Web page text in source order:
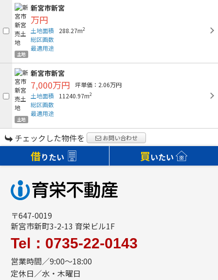
土地
新宮市新宮
万円
土地面積 288.27m2
総区画数
最適用途
土地
新宮市新宮
7,000万円
坪単価：2.06万円
土地面積
11240.97m2
総区画数
最適用途
チェックした物件を お問い合わせ
借りたい 買いたい
〒647-0019
新宮市新町3-2-13 育栄ビル1F
Tel：0735-22-0143
営業時間／9:00～18:00
定休日／水・木曜日